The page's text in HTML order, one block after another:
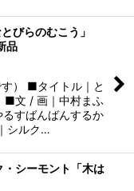
びらのむこう」
品
） ■タイトル｜と
■文 / 画｜中村まふ
すばんばんするか
シルク…
・シーモント「木は